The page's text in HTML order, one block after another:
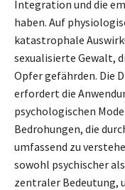
Integration und die
haben. Auf
katastrophale
sexualisierte Gewalt,
Opfer gefährden. Die
erfordert die
psychologischen
Bedrohungen, die
umfassend zu
sowohl psychischer
zentraler Bedeutung,